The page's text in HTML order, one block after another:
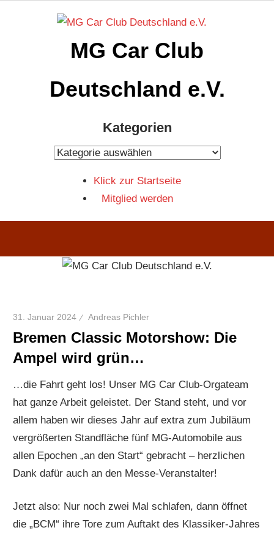
MG Car Club
Deutschland e.V.
Kategorien
Kategorien
Klick zur Startseite
Mitglied werden
31. Januar 2024 Andreas Pichler
Bremen Classic Motorshow: Die
Ampel wird grün…
…die Fahrt geht los! Unser MG Car Club-Orgateam
hat ganze Arbeit geleistet. Der Stand steht, und vor
allem haben wir dieses Jahr auf extra zum Jubiläum
vergrößerten Standfläche fünf MG-Automobile aus
allen Epochen „an den Start“ gebracht – herzlichen
Dank dafür auch an den Messe-Veranstalter!
Jetzt also: Nur noch zwei Mal schlafen, dann öffnet
die „BCM“ ihre Tore zum Auftakt des Klassiker-Jahres